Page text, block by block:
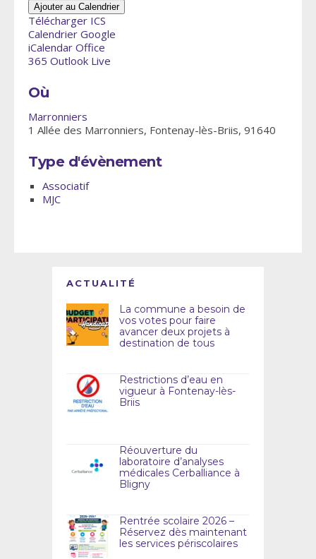
Ajouter au Calendrier
Télécharger ICS
Calendrier Google
iCalendar Office
365 Outlook Live
Où
Marronniers
1 Allée des Marronniers, Fontenay-lès-Briis, 91640
Type d'évènement
Associatif
MJC
ACTUALITÉ
La commune a besoin de
vos votes pour faire
avancer deux projets à
destination de tous
Restrictions d’eau en
vigueur à Fontenay-lès-
Briis
Réouverture du
laboratoire d’analyses
médicales Cerballiance à
Bligny
Rentrée scolaire 2026 –
Réservez dès maintenant
les services périscolaires